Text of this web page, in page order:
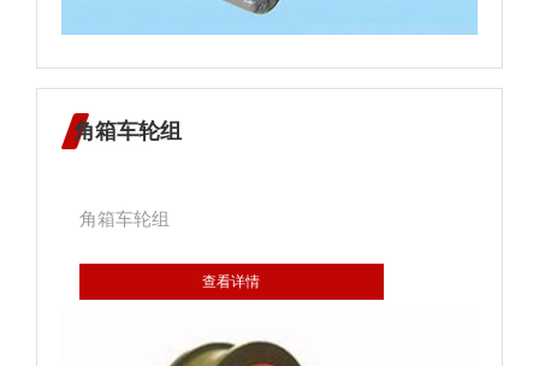
处的密封； 3、地下隧道中混凝土嵌板对接
5、烛照们窗四周与混凝土或砖墙之间缝隙的密
封； 6、给排水系统各种材质管道插接口处
角箱车轮组
角箱车轮组
查看详情